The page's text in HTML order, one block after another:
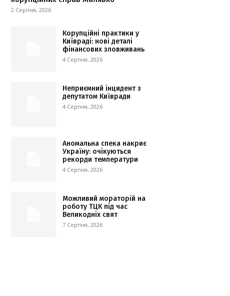
2 Серпня, 2026
Корупційні практики у
Київраді: нові деталі
фінансових зловживань
4 Серпня, 2026
Неприємний інцидент з
депутатом Київради
4 Серпня, 2026
Аномальна спека накриє
Україну: очікуються
рекорди температури
4 Серпня, 2026
Можливий мораторій на
роботу ТЦК під час
Великодніх свят
7 Серпня, 2026